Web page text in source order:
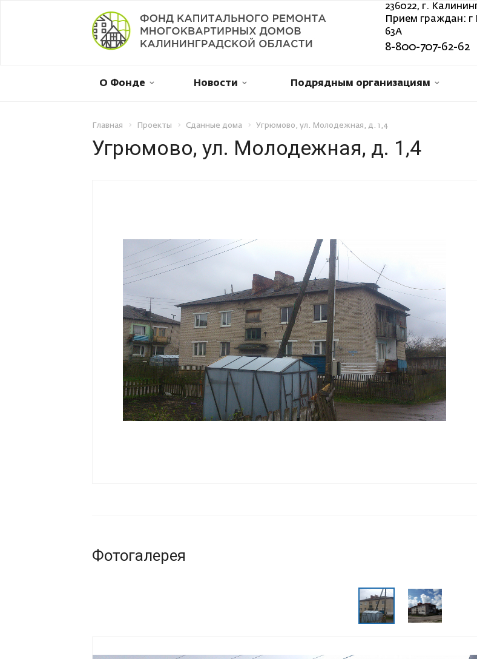
236022, г.
Прием граждан: г
63А
8-800-707-62-62
О Фонде Новости Подрядным организациям
Главная Проекты Сданные дома Угрюмово, ул. Молодежная, д. 1,4
Угрюмово, ул. Молодежная, д. 1,4
Фотогалерея